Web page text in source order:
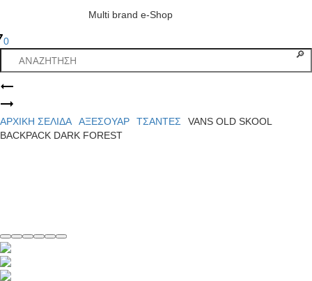
Multi brand e-Shop
0
Product
navigation
BACKPACK
BLACK/WHITE
VANS
CRUZE
TOO
ΑΡΧΙΚΉ ΣΕΛΊΔΑ ΑΞΕΣΟΥΑΡ ΤΣΑΝΤΕΣ
VANS OLD SKOOL
BACKPACK DARK FOREST